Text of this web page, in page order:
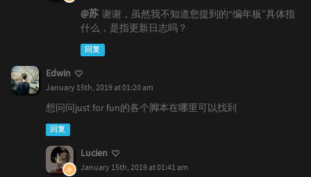
@苏 谢谢，虽然我不知道您提到的“编年板”具体指
什么，是指更新日志吗？
回复
Edwin
January 15th, 2019 at 01:20 am
想问问just for fun的各个脚本在哪里可以找到
回复
Lucien
January 15th, 2019 at 01:41 am